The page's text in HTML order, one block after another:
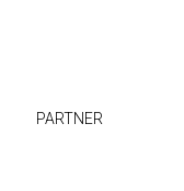
PARTNER